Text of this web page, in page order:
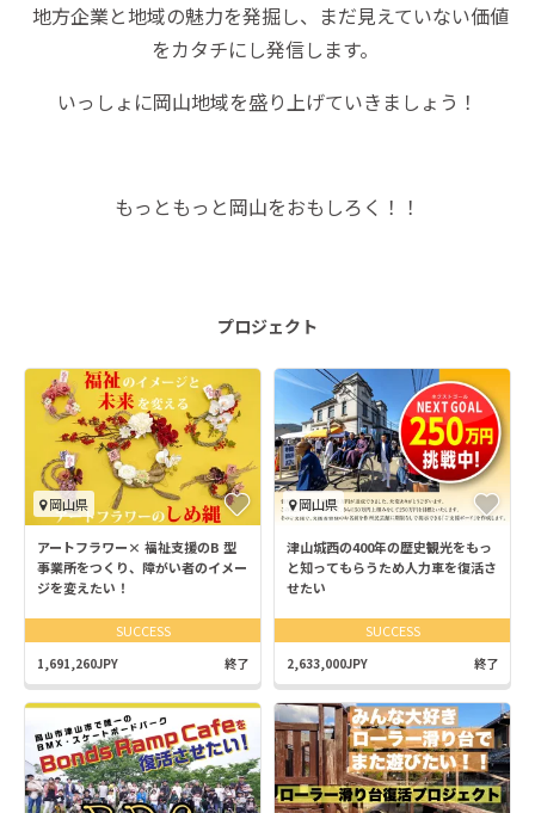
地方企業と地域の魅力を発掘し、まだ見えていない価値
をカタチにし発信します。
いっしょに岡山地域を盛り上げていきましょう！
もっともっと岡山をおもしろく！！
プロジェクト
岡山県
アートフラワー× 福祉支援のB 型
事業所をつくり、障がい者のイメー
ジを変えたい！
SUCCESS
1,691,260JPY 終了
岡山県
津山城西の400年の歴史観光をもっ
と知ってもらうため人力車を復活さ
せたい
SUCCESS
2,633,000JPY 終了